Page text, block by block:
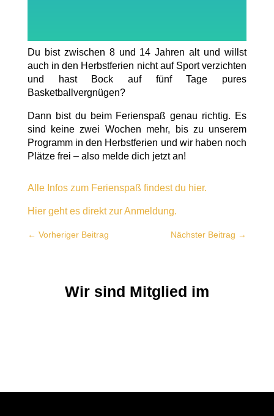
Du bist zwischen 8 und 14 Jahren alt und willst
auch in den Herbstferien nicht auf Sport verzichten
und hast Bock auf fünf Tage pures
Basketballvergnügen?
Dann bist du beim Ferienspaß genau richtig. Es
sind keine zwei Wochen mehr, bis zu unserem
Programm in den Herbstferien und wir haben noch
Plätze frei – also melde dich jetzt an!
Alle Infos zum Ferienspaß findest du hier.
Hier geht es direkt zur Anmeldung.
← Vorheriger Beitrag Nächster Beitrag →
Wir sind Mitglied im